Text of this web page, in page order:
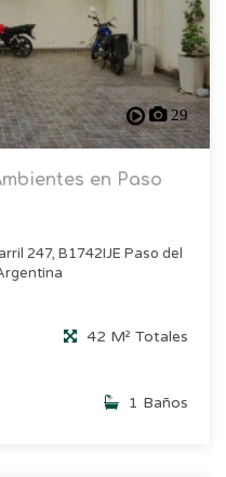
29
en Paso
247, B1742IJE Paso del
42 M² Totales
1 Baños